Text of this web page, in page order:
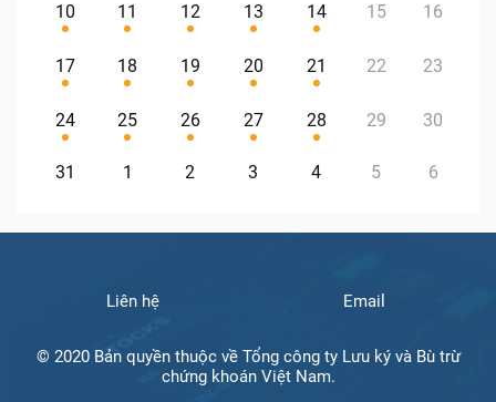
10 11 12 13 14 15 16
17 18 19 20 21 22 23
24 25 26 27 28 29 30
31 1 2 3 4 5 6
Liên hệ Email
© 2020 Bản quyền thuộc về Tổng công ty Lưu ký và Bù trừ
chứng khoán Việt Nam.